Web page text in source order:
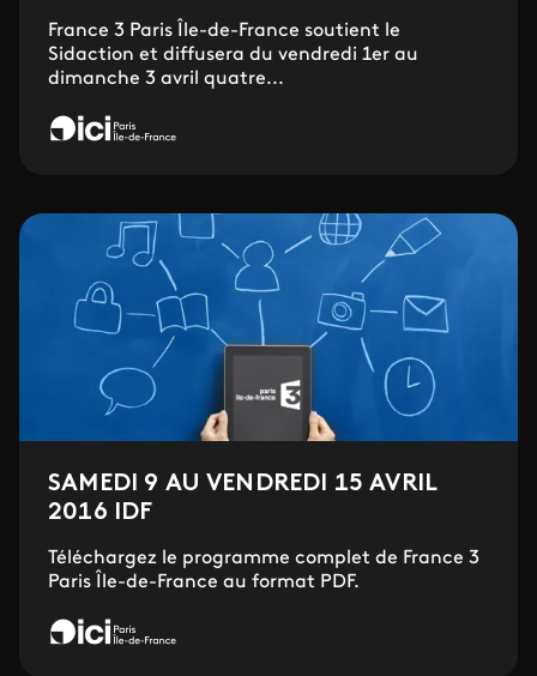
France 3 Paris Île-de-France soutient le
Sidaction et diffusera du vendredi 1er au
dimanche 3 avril quatre...
SAMEDI 9 AU VENDREDI 15 AVRIL
2016 IDF
Téléchargez le programme complet de France 3
Paris Île-de-France au format PDF.